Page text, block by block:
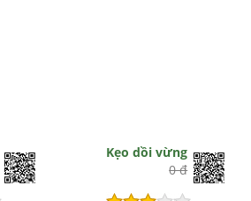
Kẹo dồi vừng
0 đ